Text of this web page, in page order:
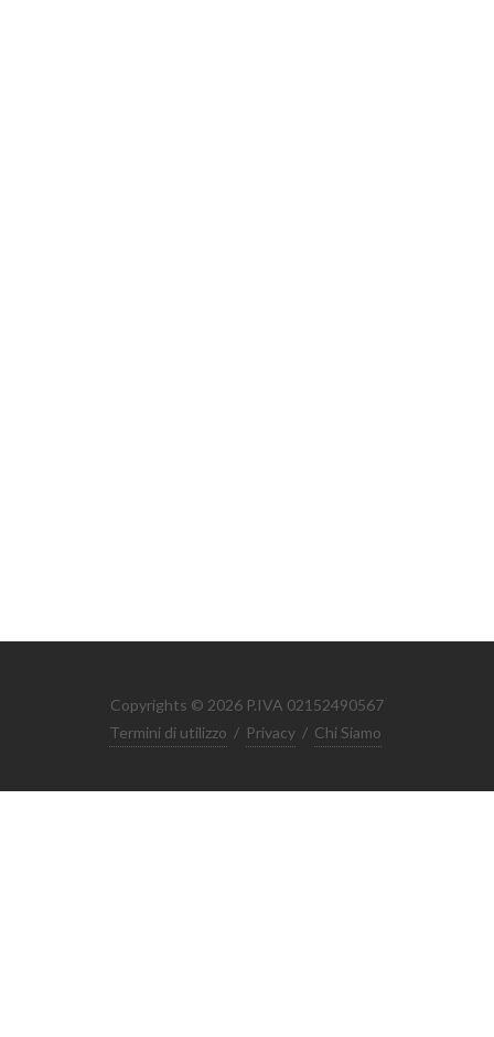
Copyrights © 2026 P.IVA 02152490567
Termini di utilizzo / Privacy / Chi Siamo